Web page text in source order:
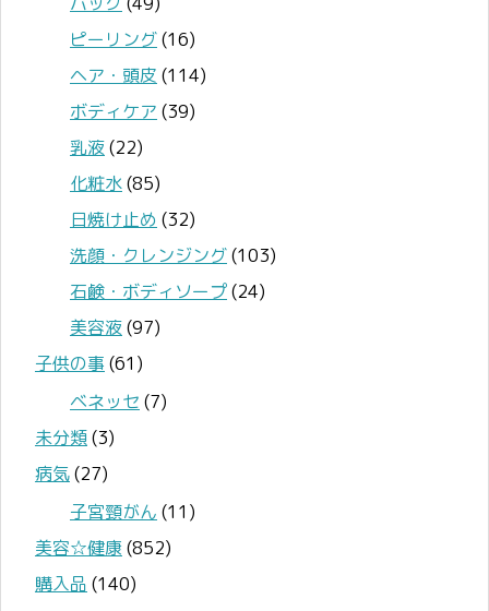
ピーリング(16)
ヘア・頭皮 (114)
ボディケア (39)
乳液(22)
化粧水(85)
日焼け止め (32)
洗顔・クレンジング(103)
石鹸・ボディソープ(24)
美容液(97)
子供の事 (61)
ベネッセ (7)
未分類(3)
病気(27)
子宮頸がん (11)
美容☆健康(852)
購入品 (140)